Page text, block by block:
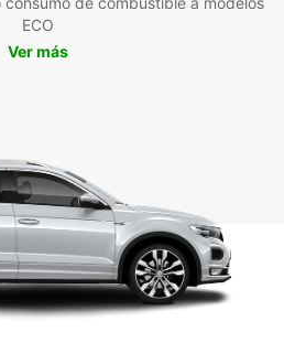
ECO
Ver más